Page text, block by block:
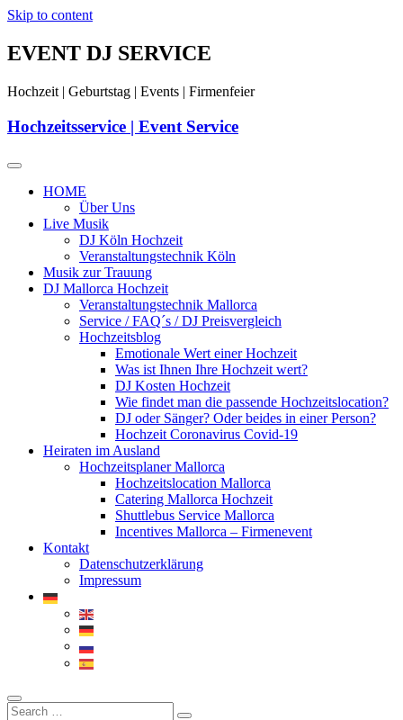
Skip to content
EVENT DJ SERVICE
Hochzeit | Geburtstag | Events | Firmenfeier
Hochzeitsservice | Event Service
HOME
Über Uns
Live Musik
DJ Köln Hochzeit
Veranstaltungstechnik Köln
Musik zur Trauung
DJ Mallorca Hochzeit
Veranstaltungstechnik Mallorca
Service / FAQ´s / DJ Preisvergleich
Hochzeitsblog
Emotionale Wert einer Hochzeit
Was ist Ihnen Ihre Hochzeit wert?
DJ Kosten Hochzeit
Wie findet man die passende Hochzeitslocation?
DJ oder Sänger? Oder beides in einer Person?
Hochzeit Coronavirus Covid-19
Heiraten im Ausland
Hochzeitsplaner Mallorca
Hochzeitslocation Mallorca
Catering Mallorca Hochzeit
Shuttlebus Service Mallorca
Incentives Mallorca – Firmenevent
Kontakt
Datenschutzerklärung
Impressum